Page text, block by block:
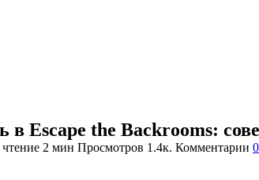
в Escape the Backrooms:
2 мин Просмотров 1.4к. Комментарии 0